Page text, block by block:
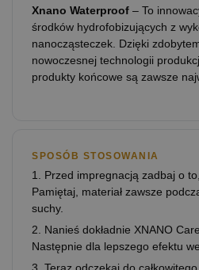
Xnano Waterproof – To
środków hydrofobizujących z
nanocząsteczek. Dzięki
nowoczesnej technologii
produkty końcowe są zawsze
SPOSÓB STOSOWANIA
1. Przed impregnacją zadbaj o
Pamiętaj, materiał zawsze
suchy.
2. Nanieś dokładnie XNANO
Następnie dla lepszego efektu
3. Teraz odczekaj do